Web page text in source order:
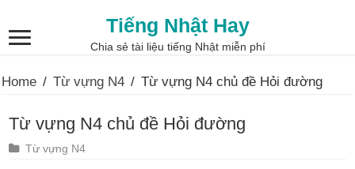
Tiếng Nhật Hay
Chia sẻ tài liệu tiếng Nhật miễn phí
Home / Từ vựng N4 / Từ vựng N4 chủ đề Hỏi đường
Từ vựng N4 chủ đề Hỏi đường
Từ vựng N4